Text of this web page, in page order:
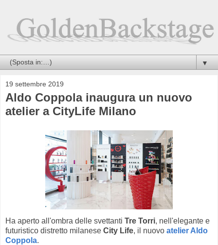
▼
19 settembre 2019
Aldo Coppola inaugura un nuovo
atelier a CityLife Milano
Ha aperto all'ombra delle svettanti Tre Torri, nell'elegante e
futuristico distretto milanese City Life, il nuovo atelier Aldo
Coppola.